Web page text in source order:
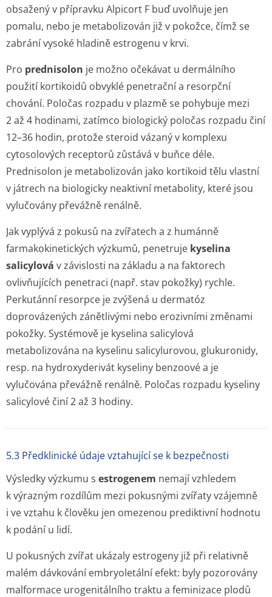
obsažený v přípravku Alpicort F buď uvolňuje jen
pomalu, nebo je metabolizován již v pokožce, čímž se
zabrání vysoké hladině estrogenu v krvi.
Pro prednisolon je možno očekávat u dermálního
použití kortikoidů obvyklé penetrační a resorpční
chování. Poločas rozpadu v plazmě se pohybuje mezi
2 až 4 hodinami, zatímco biologický poločas rozpadu činí
12–36 hodin, protože steroid vázaný v komplexu
cytosolových receptorů zůstává v buňce déle.
Prednisolon je metabolizován jako kortikoid tělu vlastní
v játrech na biologicky neaktivní metabolity, které jsou
vylučovány převážně renálně.
Jak vyplývá z pokusů na zvířatech a z humánně
farmakokinetických výzkumů, penetruje kyselina
salicylová v závislosti na základu a na faktorech
ovlivňujících penetraci (např. stav pokožky) rychle.
Perkutánní resorpce je zvýšená u dermatóz
doprovázených zánětlivými nebo erozivními změnami
pokožky. Systémově je kyselina salicylová
metabolizována na kyselinu salicylurovou, glukuronidy,
resp. na hydroxyderivát kyseliny benzoové a je
vylučována převážně renálně. Poločas rozpadu kyseliny
salicylové činí 2 až 3 hodiny.
5.3 Předklinické údaje vztahující se k bezpečnosti
Výsledky výzkumu s estrogenem nemají vzhledem
k výrazným rozdílům mezi pokusnými zvířaty vzájemně
i ve vztahu k člověku jen omezenou prediktivní hodnotu
k podání u lidí.
U pokusných zvířat ukázaly estrogeny již při relativně
malém dávkování embryoletální efekt: byly pozorovány
malformace urogenitálního traktu a feminizace plodů